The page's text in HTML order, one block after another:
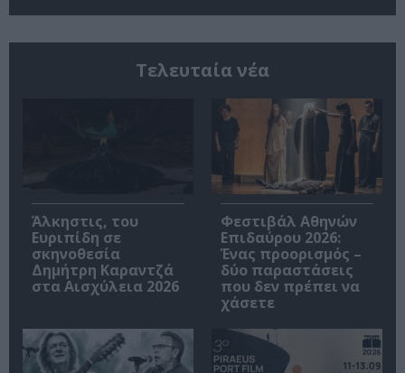
Τελευταία νέα
Άλκηστις, του
Ευριπίδη σε
σκηνοθεσία
Δημήτρη Καραντζά
στα Αισχύλεια 2026
Φεστιβάλ Αθηνών
Επιδαύρου 2026:
Ένας προορισμός –
δύο παραστάσεις
που δεν πρέπει να
χάσετε